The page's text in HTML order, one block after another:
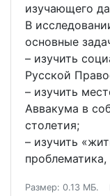
изучающего
В
основные
– изучить
Русской
– изучить
Аввакума в
столетия;
– изучить
Размер: 0.13 МБ.